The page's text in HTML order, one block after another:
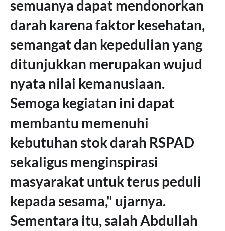
semuanya dapat mendonorkan
darah karena faktor kesehatan,
semangat dan kepedulian yang
ditunjukkan merupakan wujud
nyata nilai kemanusiaan.
Semoga kegiatan ini dapat
membantu memenuhi
kebutuhan stok darah RSPAD
sekaligus menginspirasi
masyarakat untuk terus peduli
kepada sesama," ujarnya.
Sementara itu, salah Abdullah